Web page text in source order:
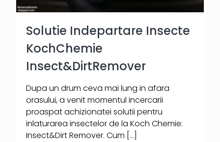
Solutie Indepartare Insecte
KochChemie
Insect&DirtRemover
Dupa un drum ceva mai lung in afara
orasului, a venit momentul incercarii
proaspat achizionatei solutii pentru
inlaturarea insectelor de la Koch Chemie:
Insect&Dirt Remover. Cum […]